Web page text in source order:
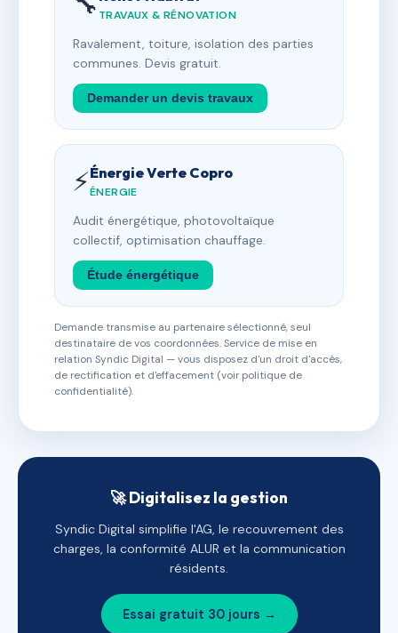
TRAVAUX & RÉNOVATION
Ravalement, toiture, isolation des parties
communes. Devis gratuit.
Demander un devis travaux
⚡Énergie Verte Copro
ÉNERGIE
Audit énergétique, photovoltaïque
collectif, optimisation chauffage.
Étude énergétique
Demande transmise au partenaire sélectionné, seul
destinataire de vos coordonnées. Service de mise en
relation Syndic Digital — vous disposez d'un droit d'accès,
de rectification et d'effacement (voir politique de
confidentialité).
🚀 Digitalisez la gestion
Syndic Digital simplifie l'AG, le recouvrement des
charges, la conformité ALUR et la communication
résidents.
Essai gratuit 30 jours →